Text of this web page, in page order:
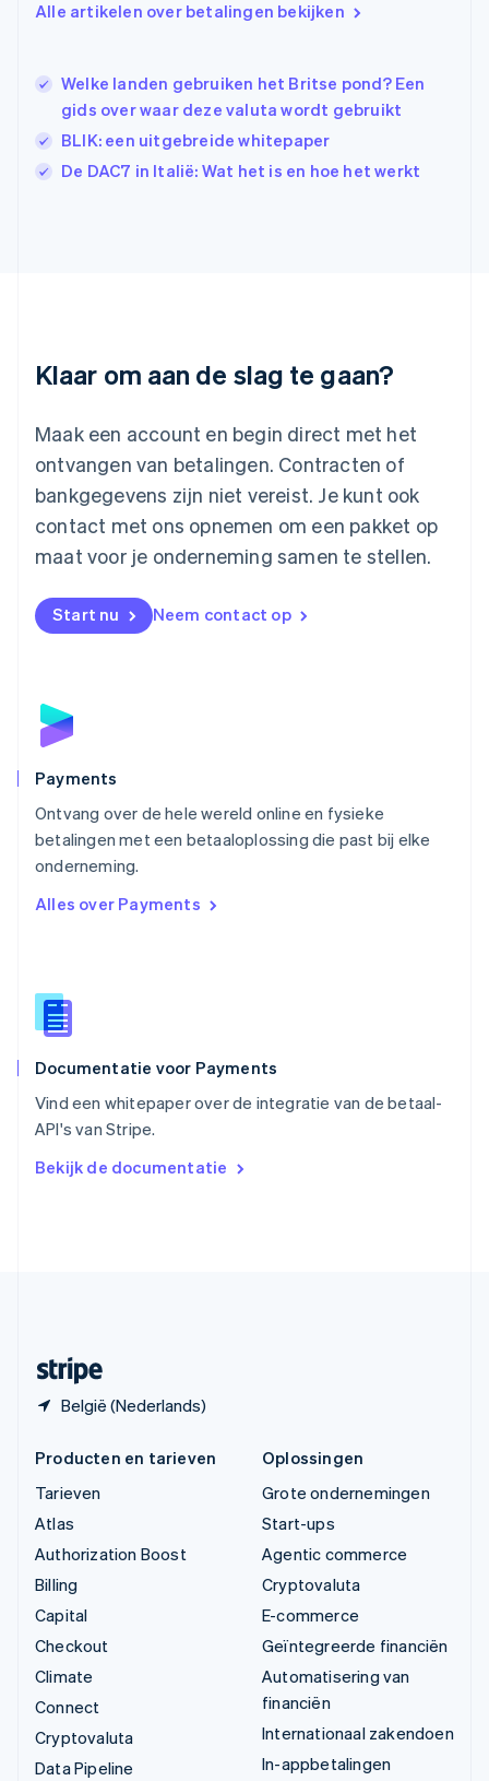
Alle artikelen over betalingen bekijken
Welke landen gebruiken het Britse pond? Een
gids over waar deze valuta wordt gebruikt
BLIK: een uitgebreide whitepaper
De DAC7 in Italië: Wat het is en hoe het werkt
Klaar om aan de slag te gaan?
Maak een account en begin direct met het
ontvangen van betalingen. Contracten of
bankgegevens zijn niet vereist. Je kunt ook
contact met ons opnemen om een pakket op
maat voor je onderneming samen te stellen.
Start nu Neem contact op
Payments
Ontvang over de hele wereld online en fysieke
betalingen met een betaaloplossing die past bij elke
onderneming.
Alles over Payments
Documentatie voor Payments
Vind een whitepaper over de integratie van de betaal-
API's van Stripe.
Bekijk de documentatie
België (Nederlands)
English
Italië
ItalianoEnglish
Japan
Kroatië
FrançaisDeutschEnglish
English
Malta
English
Mexico
Nederland
NederlandsEnglish
English
Noorwegen
Polen
English
Português
English
Singapore
English简体中文
EnglishItaliano
Español
Thailand
Tsjechië
Vasteland van China
简体中文English
English
Producten en tarieven
Tarieven
Atlas
Authorization Boost
Billing
Capital
Checkout
Climate
Connect
Cryptovaluta
Data Pipeline
Oplossingen
Grote ondernemingen
Start-ups
Agentic commerce
Cryptovaluta
E-commerce
Geïntegreerde financiën
Automatisering van
financiën
Internationaal zakendoen
In-appbetalingen